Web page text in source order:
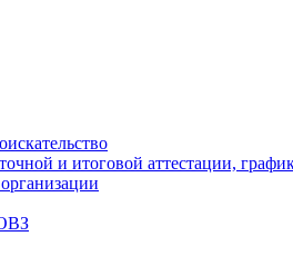
и итоговой аттестации,